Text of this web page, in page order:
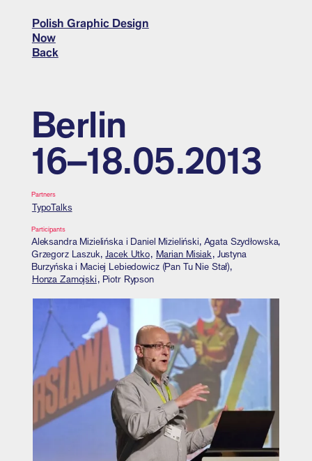
Polish Graphic Design
Now
Back
Berlin
16–18.05.2013
Partners
TypoTalks
Participants
Aleksandra Mizielińska i Daniel Mizieliński, Agata Szydłowska,
Grzegorz Laszuk, Jacek Utko, Marian Misiak, Justyna
Burzyńska i Maciej Lebiedowicz (Pan Tu Nie Stał),
Honza Zamojski, Piotr Rypson